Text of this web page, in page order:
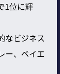
1位に輝
なビジネス
ー、ベイエ